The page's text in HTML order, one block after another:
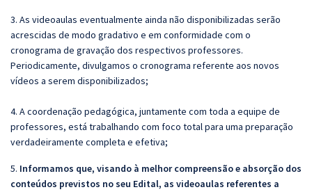
3. As videoaulas eventualmente ainda não disponibilizadas serão
acrescidas de modo gradativo e em conformidade com o
cronograma de gravação dos respectivos professores.
Periodicamente, divulgamos o cronograma referente aos novos
vídeos a serem disponibilizados;
4. A coordenação pedagógica, juntamente com toda a equipe de
professores, está trabalhando com foco total para uma preparação
verdadeiramente completa e efetiva;
5. Informamos que, visando à melhor compreensão e absorção dos
conteúdos previstos no seu Edital, as videoaulas referentes a